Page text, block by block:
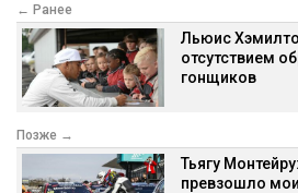
← Ранее
Льюис
отсутствием
гонщиков
Позже →
Тьягу
превзошло